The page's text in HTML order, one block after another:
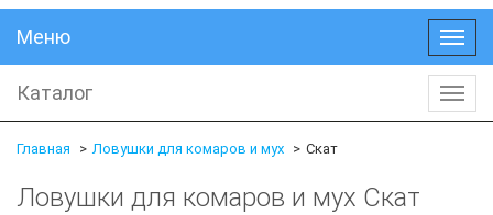
Меню
Меню
Каталог
Главная Ловушки для комаров и мух Скат
Ловушки для комаров и мух Скат